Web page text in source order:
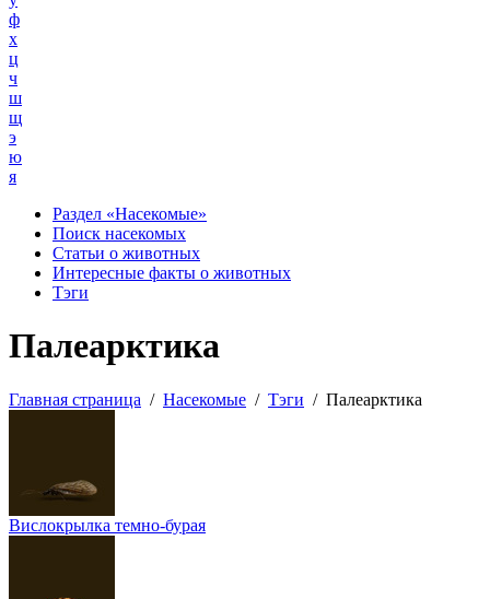
ф
х
ц
ч
ш
щ
э
ю
я
Раздел «Насекомые»
Поиск насекомых
Статьи о животных
Интересные факты о животных
Тэги
Палеарктика
Главная страница / Насекомые / Тэги / Палеарктика
Вислокрылка темно-бурая